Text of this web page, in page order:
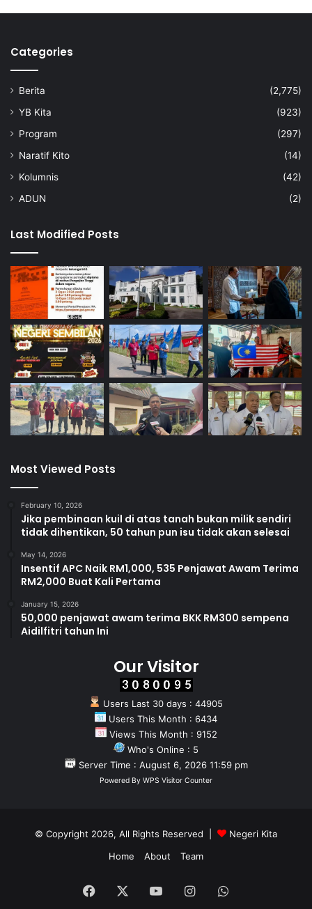
i
N
P
l
a
Categories
Berita
(2,775)
YB Kita
(923)
Program
(297)
Naratif Kito
(14)
Kolumnis
(42)
ADUN
(2)
Last Modified Posts
Most Viewed Posts
February 10, 2026
Jika pembinaan kuil di atas tanah bukan milik sendiri
tidak dihentikan, 50 tahun pun isu tidak akan selesai
May 14, 2026
Insentif APC Naik RM1,000, 535 Penjawat Awam Terima
RM2,000 Buat Kali Pertama
January 15, 2026
50,000 penjawat awam terima BKK RM300 sempena
Aidilfitri tahun Ini
Our Visitor
Users Last 30 days : 44905
Users This Month : 6434
Views This Month : 9152
Who's Online : 5
Server Time : August 6, 2026 11:59 pm
Powered By WPS Visitor Counter
© Copyright 2026, All Rights Reserved |
Negeri Kita
Home
About Team
Facebook YouTubeInstagramWhatsApp